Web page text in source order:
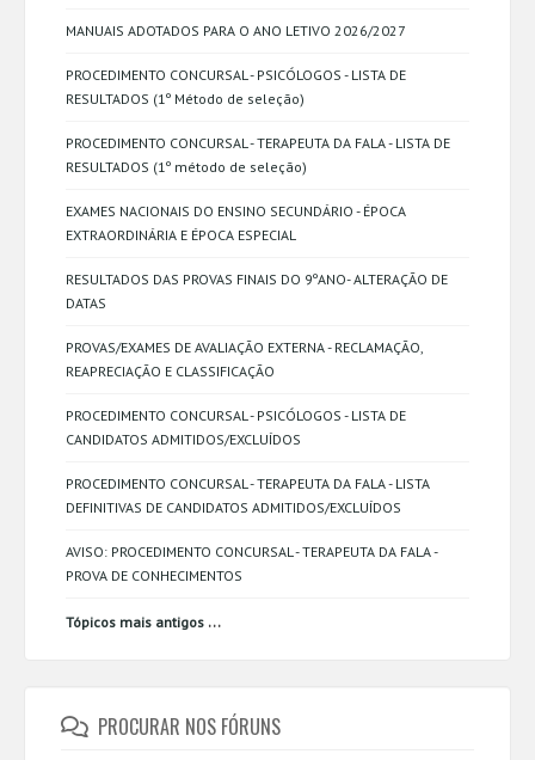
MANUAIS ADOTADOS PARA O ANO LETIVO 2026/2027
PROCEDIMENTO CONCURSAL - PSICÓLOGOS - LISTA DE
RESULTADOS (1º Método de seleção)
PROCEDIMENTO CONCURSAL - TERAPEUTA DA FALA - LISTA DE
RESULTADOS (1º método de seleção)
EXAMES NACIONAIS DO ENSINO SECUNDÁRIO - ÉPOCA
EXTRAORDINÁRIA E ÉPOCA ESPECIAL
RESULTADOS DAS PROVAS FINAIS DO 9ºANO- ALTERAÇÃO DE
DATAS
PROVAS/EXAMES DE AVALIAÇÃO EXTERNA - RECLAMAÇÃO,
REAPRECIAÇÃO E CLASSIFICAÇÃO
PROCEDIMENTO CONCURSAL - PSICÓLOGOS - LISTA DE
CANDIDATOS ADMITIDOS/EXCLUÍDOS
PROCEDIMENTO CONCURSAL - TERAPEUTA DA FALA - LISTA
DEFINITIVAS DE CANDIDATOS ADMITIDOS/EXCLUÍDOS
AVISO: PROCEDIMENTO CONCURSAL - TERAPEUTA DA FALA -
PROVA DE CONHECIMENTOS
Tópicos mais antigos ...
PROCURAR NOS FÓRUNS